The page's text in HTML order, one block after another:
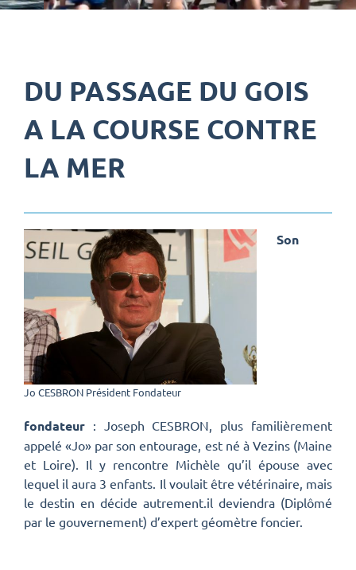
DU PASSAGE DU GOIS
A LA COURSE CONTRE
LA MER
Jo CESBRON Président Fondateur
Son
fondateur : Joseph CESBRON, plus familièrement
appelé «Jo» par son entourage, est né à Vezins (Maine
et Loire). Il y rencontre Michèle qu’il épouse avec
lequel il aura 3 enfants. Il voulait être vétérinaire, mais
le destin en décide autrement.il deviendra (Diplômé
par le gouvernement) d’expert géomètre foncier.